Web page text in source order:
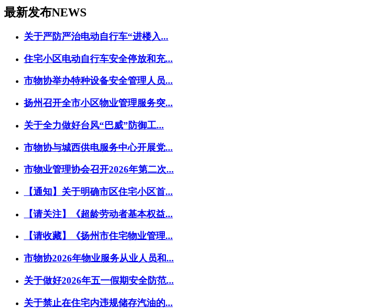
最新发布NEWS
关于严防严治电动自行车“进楼入...
住宅小区电动自行车安全停放和充...
市物协举办特种设备安全管理人员...
扬州召开全市小区物业管理服务突...
关于全力做好台风“巴威”防御工...
市物协与城西供电服务中心开展党...
市物业管理协会召开2026年第二次...
【通知】关于明确市区住宅小区首...
【请关注】《超龄劳动者基本权益...
【请收藏】《扬州市住宅物业管理...
市物协2026年物业服务从业人员和...
关于做好2026年五一假期安全防范...
关于禁止在住宅内违规储存汽油的...